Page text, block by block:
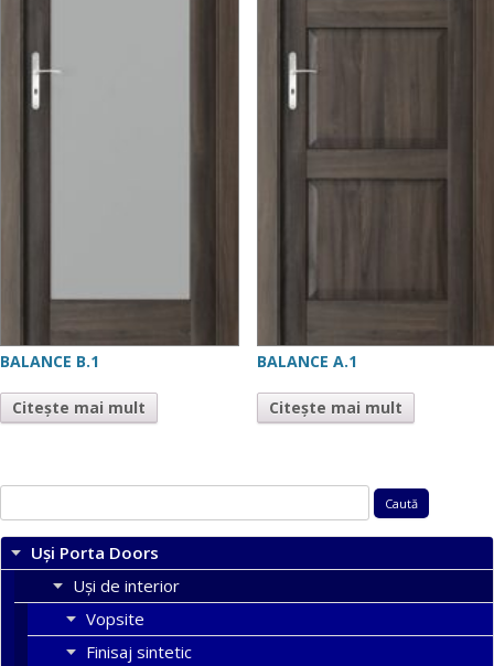
BALANCE B.1
Citește mai mult
BALANCE A.1
Citește mai mult
după:
Uși Porta Doors
Uși de interior
Vopsite
Finisaj sintetic